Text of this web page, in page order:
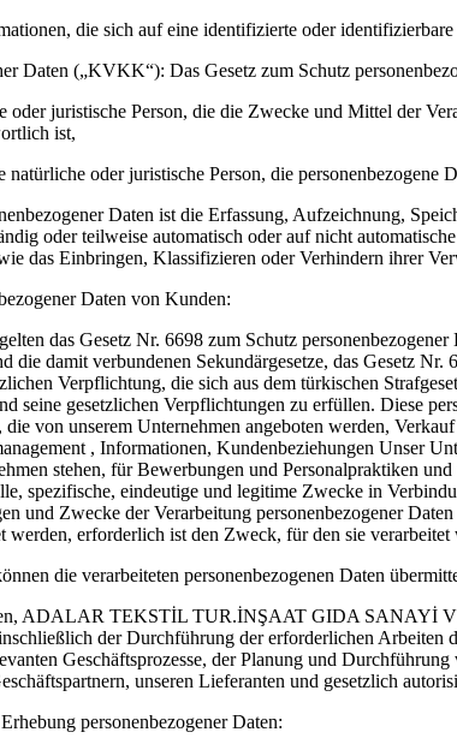
die sich auf eine identifizierte oder
Daten („KVKK“): Das Gesetz zum Schutz
juristische Person, die die Zwecke und Mittel der
ist,
oder juristische Person, die
Daten ist die Erfassung, Aufzeichnung,
oder teilweise automatisch oder auf nicht
das Einbringen, Klassifizieren oder Verhindern ihrer
Daten von Kunden:
das Gesetz Nr. 6698 zum Schutz
die damit verbundenen Sekundärgesetze, das Gesetz
Verpflichtung, die sich aus dem türkischen
seine gesetzlichen Verpflichtungen zu erfüllen. Diese
von unserem Unternehmen angeboten werden,
, Informationen, Kundenbeziehungen Unser
stehen, für Bewerbungen und Personalpraktiken
spezifische, eindeutige und legitime Zwecke in
und Zwecke der Verarbeitung personenbezogener
werden, erforderlich ist den Zweck, für den sie verarbeitet
die verarbeiteten personenbezogenen Daten
ADALAR TEKSTİL TUR.İNŞAAT GIDA SANAYİ
der Durchführung der erforderlichen
Geschäftsprozesse, der Planung und
unseren Lieferanten und gesetzlich
personenbezogener Daten: